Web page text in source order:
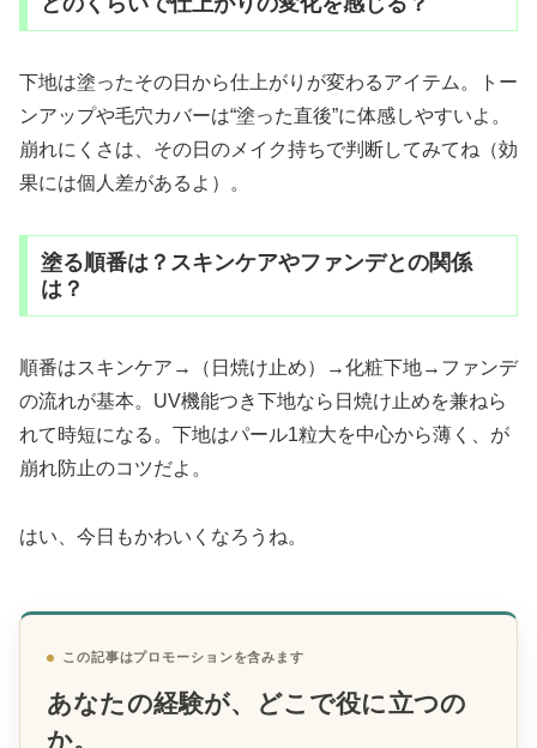
下地は塗ったその日から仕上がりが変わるアイテム。トー
ンアップや毛穴カバーは“塗った直後”に体感しやすいよ。
崩れにくさは、その日のメイク持ちで判断してみてね（効
果には個人差があるよ）。
塗る順番は？スキンケアやファンデとの関係
は？
順番はスキンケア→（日焼け止め）→化粧下地→ファンデ
の流れが基本。UV機能つき下地なら日焼け止めを兼ねら
れて時短になる。下地はパール1粒大を中心から薄く、が
崩れ防止のコツだよ。
はい、今日もかわいくなろうね。
この記事はプロモーションを含みます
あなたの経験が、どこで役に立つの
か。